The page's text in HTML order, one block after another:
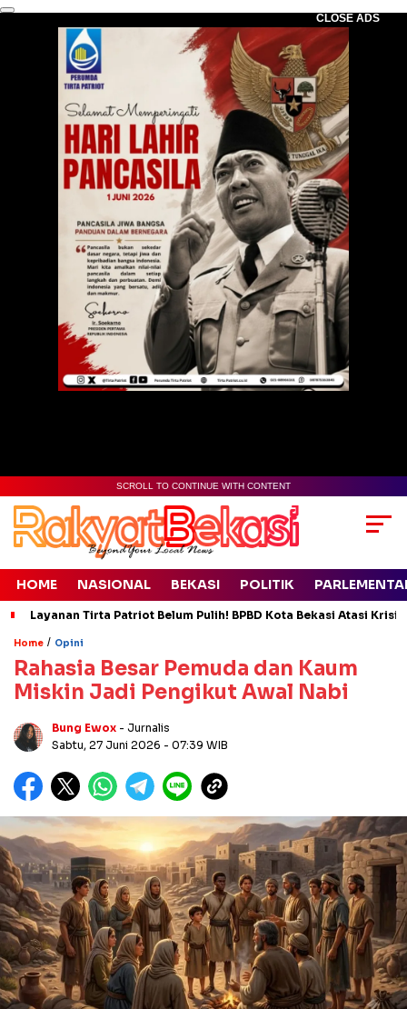
CLOSE ADS
SCROLL TO CONTINUE WITH CONTENT
HOME NASIONAL BEKASI POLITIK
Layanan Tirta Patriot Belum Pulih! BPBD Kota Bekasi Atasi
Home / Opini
Rahasia Besar Pemuda dan Kaum
Miskin Jadi Pengikut Awal Nabi
Bung Ewox - Jurnalis
Sabtu, 27 Juni 2026 - 07:39 WIB